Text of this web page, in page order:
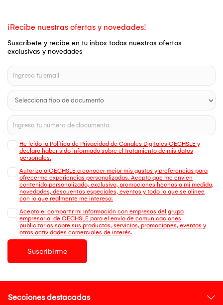
¡Recibe nuestras ofertas y novedades!
Suscríbete y recibe en tu inbox todas nuestras ofertas
exclusivas y novedades
He leído la Política de Privacidad de Canales Digitales OECHSLE y
declaro haber sido informado sobre el tratamiento de mis datos
personales.
Autorizo a OECHSLE a conocer mejor mis gustos y preferencias para
ofrecerme experiencias personalizadas. Acepto que me envien
contenido personalizado, exclusivo, promociones hechas a mi medida,
novedades, descuentos especiales, eventos y todo lo que se alinee
con lo que realmente me interesa.
Acepto el compartir mi información con empresas del grupo
empresarial de OECHSLE para el envío de comunicaciones
publicitarias sobre sus productos, servicios, promociones, eventos y
otras actividades comerciales de interés.
Suscribirme
Secciones destacadas